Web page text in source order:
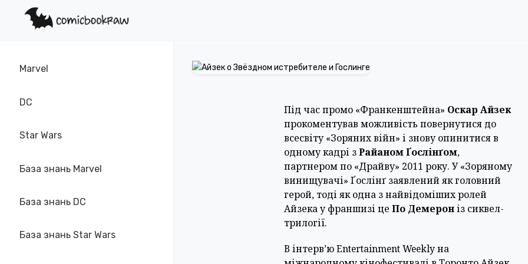
Marvel
DC
Star Wars
База знань Marvel
База знань DC
База знань Star Wars
Під час промо «Франкенштейна» Оскар Айзек
прокоментував можливість повернутися до
всесвіту «Зоряних війн» і знову опинитися в
одному кадрі зРайаном Ґослінґом,
партнером по «Драйву» 2011 року. У «Зоряному
винищувачі» Ґослінґ заявлений як головний
герой, тоді як одна з найвідоміших ролей
Айзека у франшизі це По Демероніз сиквел-
трилогії.
В інтерв’ю Entertainment Weekly на